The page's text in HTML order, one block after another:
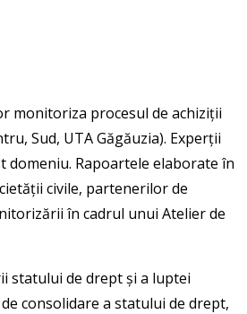
monitoriza procesul de achiziții
Sud, UTA Găgăuzia). Experții
domeniu. Rapoartele elaborate în
civile, partenerilor de
în cadrul unui Atelier de
statului de drept și a luptei
consolidare a statului de drept,